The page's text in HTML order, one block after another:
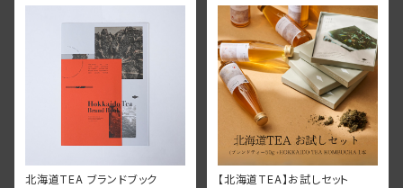
北海道TEA ブランドブック 【北海道TEA】お試しセット